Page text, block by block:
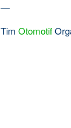
—
Tim Otomotif